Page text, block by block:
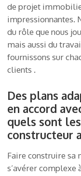
de projet
impressionnantes.
du rôle que nous
mais aussi du
fournissons sur
clients .
Des plans
en accord
quels sont
constructeur
Faire construire sa
s’avérer complexe